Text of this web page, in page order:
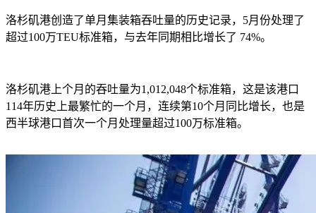
洛杉矶港创造了单月集装箱吞吐量的历史记录， 5月份处理了
超过100万TEU标准箱，与去年同期相比增长了 74%。
洛杉矶港上个月的吞吐量为1,012,048个标准箱，这是该港口
114年历史上最繁忙的一个月，连续第10个月同比增长，也是
西半球港口首次一个月处理量超过100万标准箱。